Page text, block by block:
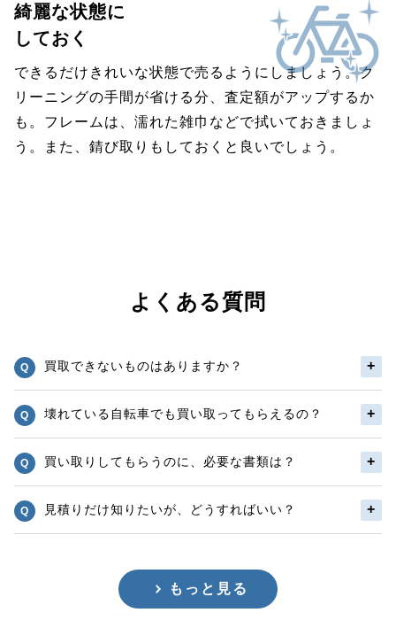
綺麗な状態に
しておく
できるだけきれいな状態で売るようにしましょう。ク
リーニングの手間が省ける分、査定額がアップするか
も。フレームは、濡れた雑巾などで拭いておきましょ
う。また、錆び取りもしておくと良いでしょう。
よくある質問
買取できないものはありますか？
壊れている自転車でも買い取ってもらえるの？
買い取りしてもらうのに、必要な書類は？
見積りだけ知りたいが、どうすればいい？
もっと見る